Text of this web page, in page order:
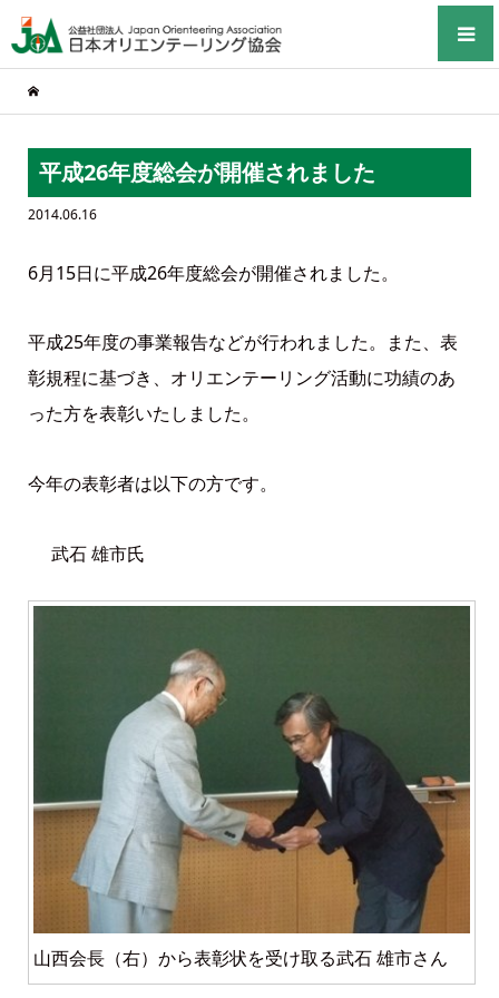
平成26年度総会が開催されました
2014.06.16
6月15日に平成26年度総会が開催されました。
平成25年度の事業報告などが行われました。また、表
彰規程に基づき、オリエンテーリング活動に功績のあ
った方を表彰いたしました。
今年の表彰者は以下の方です。
武石 雄市氏
山西会長（右）から表彰状を受け取る武石 雄市さん